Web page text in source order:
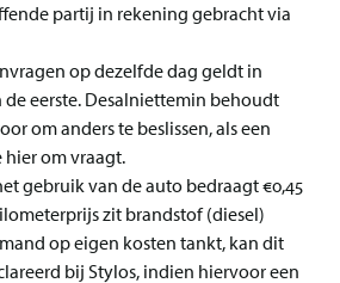
partij in rekening gebracht via
op dezelfde dag geldt in
eerste. Desalniettemin behoudt
om anders te beslissen, als een
om vraagt.
gebruik van de auto bedraagt €0,45
zit brandstof (diesel)
op eigen kosten tankt, kan dit
bij Stylos, indien hiervoor een